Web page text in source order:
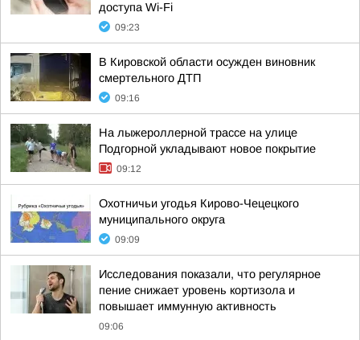
доступа Wi-Fi
09:23
В Кировской области осужден виновник
смертельного ДТП
09:16
На лыжероллерной трассе на улице
Подгорной укладывают новое покрытие
09:12
Охотничьи угодья Кирово-Чецецкого
муниципального округа
09:09
Исследования показали, что регулярное
пение снижает уровень кортизола и
повышает иммунную активность
09:06